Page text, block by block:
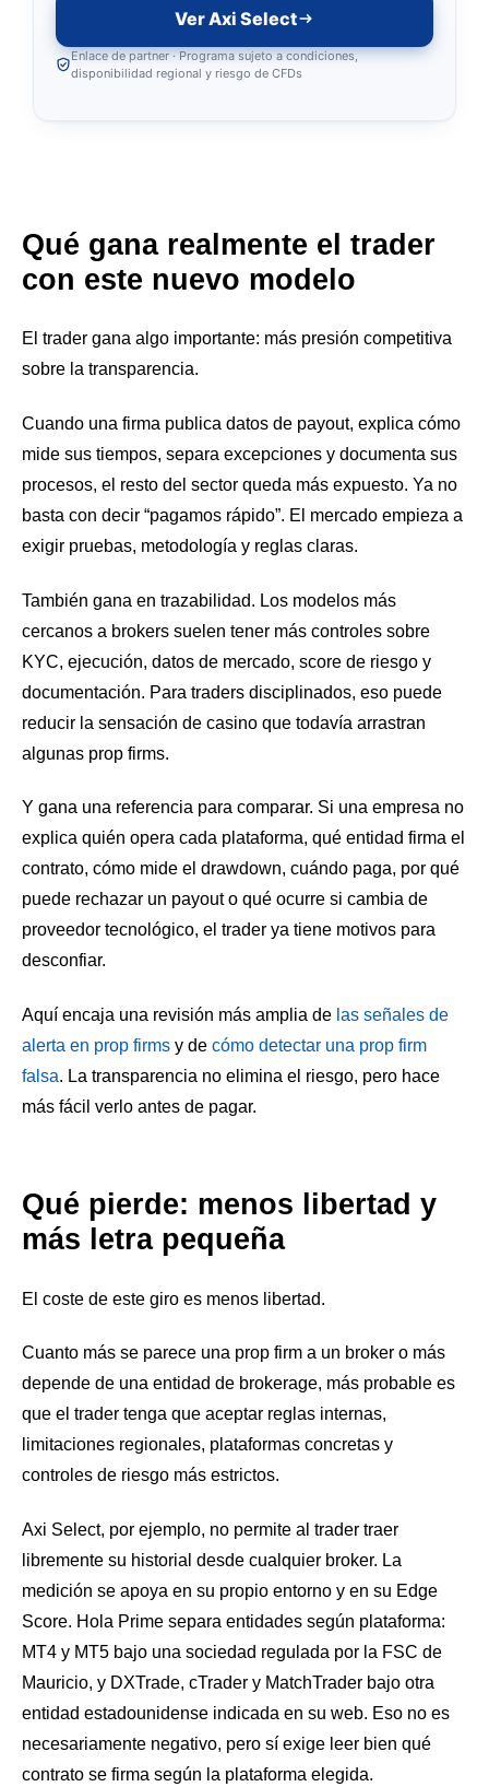
Ver Axi Select
Enlace de partner · Programa sujeto a condiciones,
disponibilidad regional y riesgo de CFDs
Qué gana realmente el trader
con este nuevo modelo
El trader gana algo importante: más presión competitiva
sobre la transparencia.
Cuando una firma publica datos de payout, explica cómo
mide sus tiempos, separa excepciones y documenta sus
procesos, el resto del sector queda más expuesto. Ya no
basta con decir “pagamos rápido”. El mercado empieza a
exigir pruebas, metodología y reglas claras.
También gana en trazabilidad. Los modelos más
cercanos a brokers suelen tener más controles sobre
KYC, ejecución, datos de mercado, score de riesgo y
documentación. Para traders disciplinados, eso puede
reducir la sensación de casino que todavía arrastran
algunas prop firms.
Y gana una referencia para comparar. Si una empresa no
explica quién opera cada plataforma, qué entidad firma el
contrato, cómo mide el drawdown, cuándo paga, por qué
puede rechazar un payout o qué ocurre si cambia de
proveedor tecnológico, el trader ya tiene motivos para
desconfiar.
Aquí encaja una revisión más amplia de las señales de
alerta en prop firms y de cómo detectar una prop firm
falsa. La transparencia no elimina el riesgo, pero hace
más fácil verlo antes de pagar.
Qué pierde: menos libertad y
más letra pequeña
El coste de este giro es menos libertad.
Cuanto más se parece una prop firm a un broker o más
depende de una entidad de brokerage, más probable es
que el trader tenga que aceptar reglas internas,
limitaciones regionales, plataformas concretas y
controles de riesgo más estrictos.
Axi Select, por ejemplo, no permite al trader traer
libremente su historial desde cualquier broker. La
medición se apoya en su propio entorno y en su Edge
Score. Hola Prime separa entidades según plataforma:
MT4 y MT5 bajo una sociedad regulada por la FSC de
Mauricio, y DXTrade, cTrader y MatchTrader bajo otra
entidad estadounidense indicada en su web. Eso no es
necesariamente negativo, pero sí exige leer bien qué
contrato se firma según la plataforma elegida.